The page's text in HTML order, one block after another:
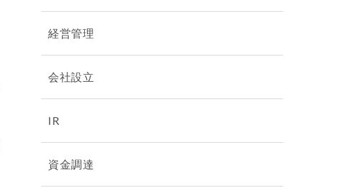
経営管理
会社設立
IR
資金調達